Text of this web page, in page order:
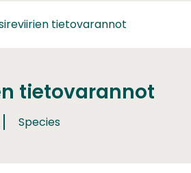
tietovarannot
tietovarannot
Species